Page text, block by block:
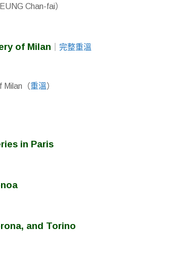
Chan-fai）
of Milan 完整重溫
Milan（重溫）
in Paris
and Torino